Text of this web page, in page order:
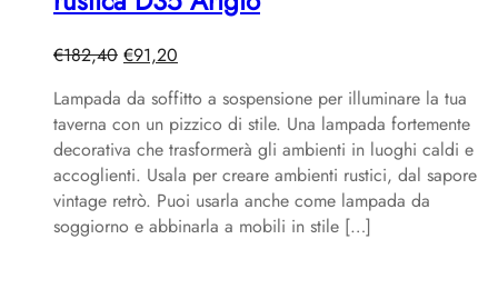
€182,40 Il
originale
era:
€182,40.
€91,20
attuale
è:
€91,20.
Lampada da soffitto a sospensione per illuminare la tua
taverna con un pizzico di stile. Una lampada fortemente
decorativa che trasformerà gli ambienti in luoghi caldi e
accoglienti. Usala per creare ambienti rustici, dal sapore
vintage retrò. Puoi usarla anche come lampada da
soggiorno e abbinarla a mobili in stile […]